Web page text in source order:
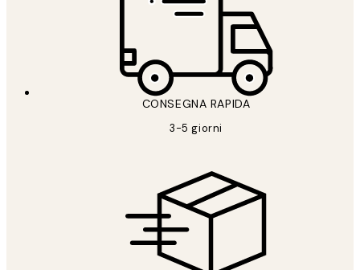
CONSEGNA RAPIDA
3-5 giorni